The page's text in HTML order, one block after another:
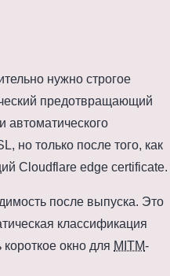
нужно строгое
предотвращающий
автоматического
но только после того, как
Cloudflare edge certificate.
после выпуска. Это
классификация
окно для MITM-